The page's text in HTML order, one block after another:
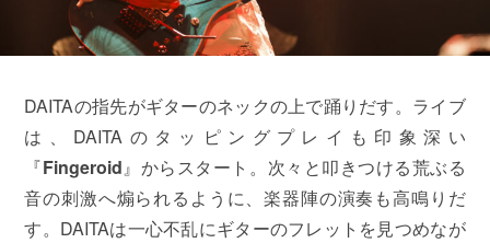
DAITAの指先がギターのネックの上で踊りだす。ライブ
は、DAITAのタッピングプレイも印象深い
『Fingeroid』からスタート。次々と叩きつける荒ぶる
音の刺激へ煽られるように、楽器陣の演奏も高鳴りだ
す。DAITAは一心不乱にギターのフレットを見つめなが